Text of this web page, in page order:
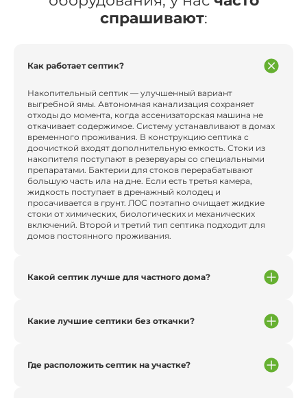
спрашивают:
Как работает септик?
Накопительный септик — улучшенный вариант
выгребной ямы. Автономная канализация сохраняет
отходы до момента, когда ассенизаторская машина не
откачивает содержимое. Систему устанавливают в домах
временного проживания. В конструкцию септика с
доочисткой входят дополнительную емкость. Стоки из
накопителя поступают в резервуары со специальными
препаратами. Бактерии для стоков перерабатывают
большую часть ила на дне. Если есть третья камера,
жидкость поступает в дренажный колодец и
просачивается в грунт. ЛОС поэтапно очищает жидкие
стоки от химических, биологических и механических
включений. Второй и третий тип септика подходит для
домов постоянного проживания.
Какой септик лучше для частного дома?
Какие лучшие септики без откачки?
Где расположить септик на участке?